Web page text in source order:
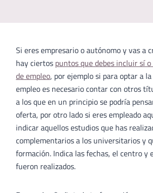
Si eres empresario o autónomo y vas a
hay ciertos puntos que debes incluir sí
de empleo, por ejemplo si para optar a
empleo es necesario contar con otros
a los que en un principio se podría
oferta, por otro lado si eres empleado
indicar aquellos estudios que has
complementarios a los universitarios y
formación. Indica las fechas, el centro y
fueron realizados.